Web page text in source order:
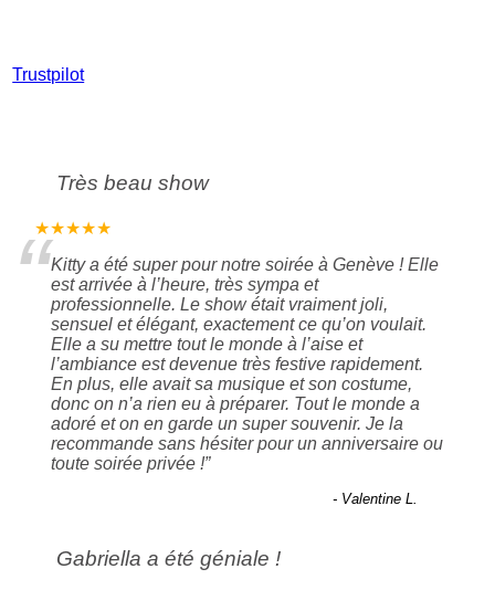
Trustpilot
Très beau show
★★★★★
“Kitty a été super pour notre soirée à Genève ! Elle
est arrivée à l’heure, très sympa et
professionnelle. Le show était vraiment joli,
sensuel et élégant, exactement ce qu’on voulait.
Elle a su mettre tout le monde à l’aise et
l’ambiance est devenue très festive rapidement.
En plus, elle avait sa musique et son costume,
donc on n’a rien eu à préparer. Tout le monde a
adoré et on en garde un super souvenir. Je la
recommande sans hésiter pour un anniversaire ou
toute soirée privée !”
- Valentine L.
Gabriella a été géniale !